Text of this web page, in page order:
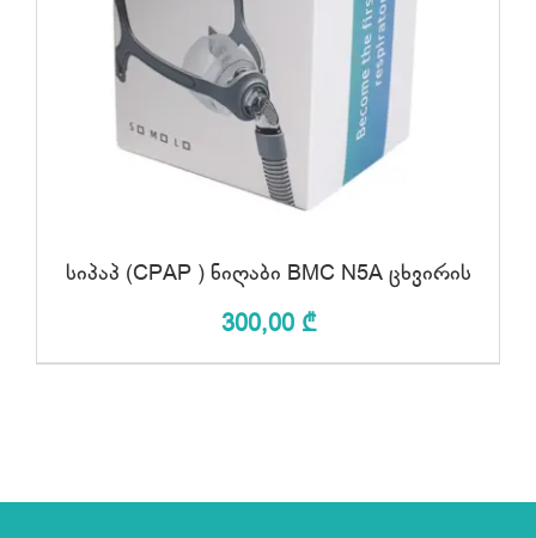
ᲙᲐᲚᲐᲗᲐᲨᲘ ᲓᲐᲛᲐᲢᲔᲑᲐ ᲓᲔᲢᲐᲚᲔᲑᲘ
სიპაპ (CPAP ) ნიღაბი BMC N5A ცხვირის
300,00 ₾